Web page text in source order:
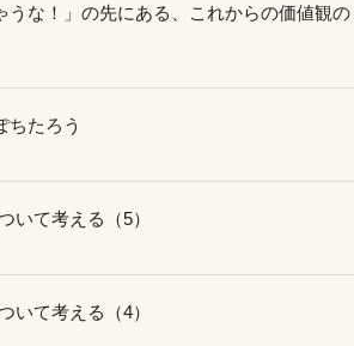
うな！」の先にある、これからの価値観の
ちたろう
いて考える（5）
いて考える（4）